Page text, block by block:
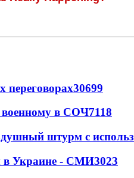
переговорах30699
в СОЧ7118
штурм с
в Украине - СМИ3023